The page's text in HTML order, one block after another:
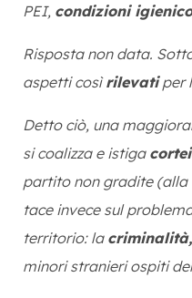
PEI, condizioni
Risposta non data.
aspetti cosìrilevatiper
Detto ciò, una
si coalizza e istiga cortei
partito non gradite (alla
tace invece sul
territorio: la criminalità,
minori stranieri ospiti